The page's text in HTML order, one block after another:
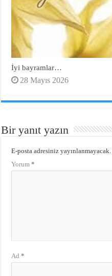
İyi bayramlar…
28 Mayıs 2026
Bir yanıt yazın
E-posta adresiniz yayınlanmayacak.
Yorum*
Ad*